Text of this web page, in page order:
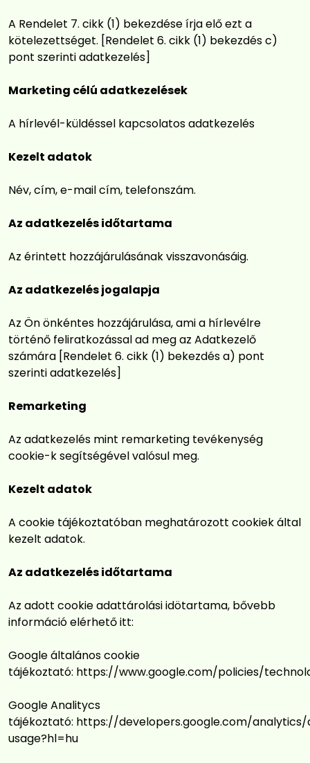
A Rendelet 7. cikk (1) bekezdése írja elő ezt a
kötelezettséget. [Rendelet 6. cikk (1) bekezdés c)
pont szerinti adatkezelés]
Marketing célú adatkezelések
A hírlevél-küldéssel kapcsolatos adatkezelés
Kezelt adatok
Név, cím, e-mail cím, telefonszám.
Az adatkezelés időtartama
Az érintett hozzájárulásának visszavonásáig.
Az adatkezelés jogalapja
Az Ön önkéntes hozzájárulása, ami a hírlevélre
történő feliratkozással ad meg az Adatkezelő
számára [Rendelet 6. cikk (1) bekezdés a) pont
szerinti adatkezelés]
Remarketing
Az adatkezelés mint remarketing tevékenység
cookie-k segítségével valósul meg.
Kezelt adatok
A cookie tájékoztatóban meghatározott cookiek által
kezelt adatok.
Az adatkezelés időtartama
Az adott cookie adattárolási idötartama, bővebb
információ elérhető itt:
Google általános cookie
tájékoztató: https://www.google.com/policies/
Google Analitycs
tájékoztató: https://developers.google.com/
usage?hl=hu